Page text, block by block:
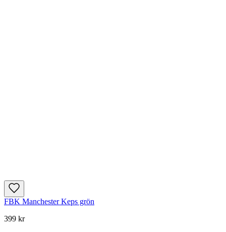
FBK Manchester Keps grön
399 kr